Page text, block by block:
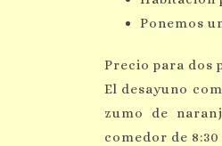
Ponemos
Precio para dos
El desayuno
zumo de
comedor de 8:30